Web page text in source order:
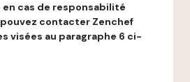
cas de responsabilité
contacter Zenchef
visées au paragraphe 6 ci-